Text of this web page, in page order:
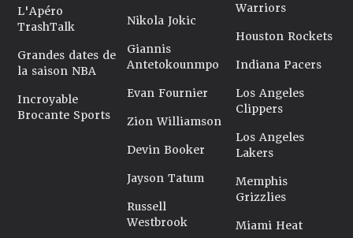
L'Apéro
TrashTalk
Grandes dates de
la saison NBA
Incroyable
Brocante Sports
Nikola Jokic
Giannis
Antetokounmpo
Evan Fournier
Zion Williamson
Devin Booker
Jayson Tatum
Russell
Westbrook
Warriors
Houston Rockets
Indiana Pacers
Los Angeles
Clippers
Los Angeles
Lakers
Memphis
Grizzlies
Miami Heat